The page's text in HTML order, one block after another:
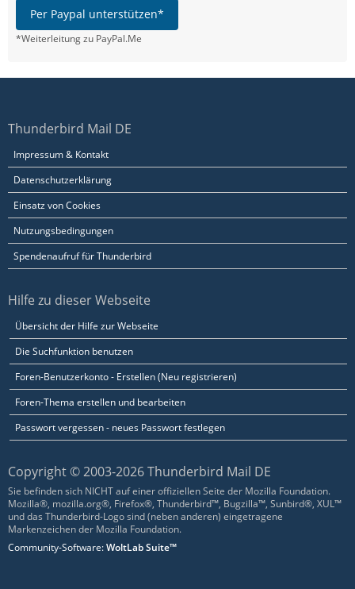
Per Paypal unterstützen*
*Weiterleitung zu PayPal.Me
Thunderbird Mail DE
Impressum & Kontakt
Datenschutzerklärung
Einsatz von Cookies
Nutzungsbedingungen
Spendenaufruf für Thunderbird
Hilfe zu dieser Webseite
Übersicht der Hilfe zur Webseite
Die Suchfunktion benutzen
Foren-Benutzerkonto - Erstellen (Neu registrieren)
Foren-Thema erstellen und bearbeiten
Passwort vergessen - neues Passwort festlegen
Copyright © 2003-2026 Thunderbird Mail DE
Sie befinden sich NICHT auf einer offiziellen Seite der Mozilla Foundation.
Mozilla®, mozilla.org®, Firefox®, Thunderbird™, Bugzilla™, Sunbird®, XUL™
und das Thunderbird-Logo sind (neben anderen) eingetragene
Markenzeichen der Mozilla Foundation.
Community-Software:WoltLab Suite™